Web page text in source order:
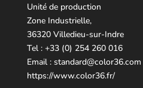
Unité de production
Zone Industrielle,
36320 Villedieu-sur-Indre
Tel : +33 (0) 254 260 016
Email : standard@color36.com
https://www.color36.fr/